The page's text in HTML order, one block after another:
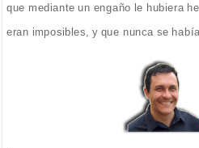
que mediante un engaño le hubiera
eran imposibles, y que nunca se